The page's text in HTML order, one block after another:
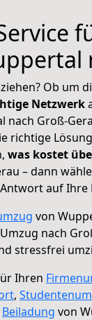
Ob um
Netzwerk
nach Groß-
richtige
was kostet
– dann
auf Ihre
von
nach
stressfrei
Ihren
,
Beiladung von